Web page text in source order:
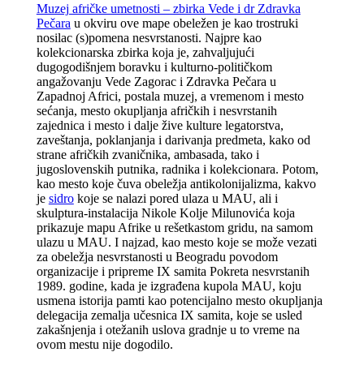
Muzej afričke umetnosti – zbirka Vede i dr Zdravka
Pečara u okviru ove mape obeležen je kao trostruki
nosilac (s)pomena nesvrstanosti. Najpre kao
kolekcionarska zbirka koja je, zahvaljujući
dugogodišnjem boravku i kulturno-političkom
angažovanju Vede Zagorac i Zdravka Pečara u
Zapadnoj Africi, postala muzej, a vremenom i mesto
sećanja, mesto okupljanja afričkih i nesvrstanih
zajednica i mesto i dalje žive kulture legatorstva,
zaveštanja, poklanjanja i darivanja predmeta, kako od
strane afričkih zvaničnika, ambasada, tako i
jugoslovenskih putnika, radnika i kolekcionara. Potom,
kao mesto koje čuva obeležja antikolonijalizma, kakvo
je sidrokoje se nalazi pored ulaza u MAU, ali i
skulptura-instalacija Nikole Kolje Milunovića koja
prikazuje mapu Afrike u rešetkastom gridu, na samom
ulazu u MAU. I najzad, kao mesto koje se može vezati
za obeležja nesvrstanosti u Beogradu povodom
organizacije i pripreme IX samita Pokreta nesvrstanih
1989. godine, kada je izgrađena kupola MAU, koju
usmena istorija pamti kao potencijalno mesto okupljanja
delegacija zemalja učesnica IX samita, koje se usled
zakašnjenja i otežanih uslova gradnje u to vreme na
ovom mestu nije dogodilo.